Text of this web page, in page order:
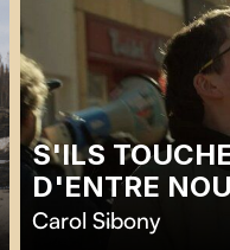
S'ILS
D'ENTRE
Carol Sibony